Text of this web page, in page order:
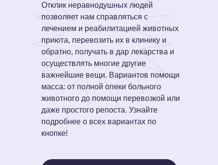
Отклик неравнодушных людей
позволяет нам справляться с
лечением и реабилитацией животных
приюта, перевозить их в клинику и
обратно, получать в дар лекарства и
осуществлять многие другие
важнейшие вещи. Вариантов помощи
масса: от полной опеки больного
животного до помощи перевозкой или
даже простого репоста. Узнайте
подробнее о всех вариантах по
кнопке!